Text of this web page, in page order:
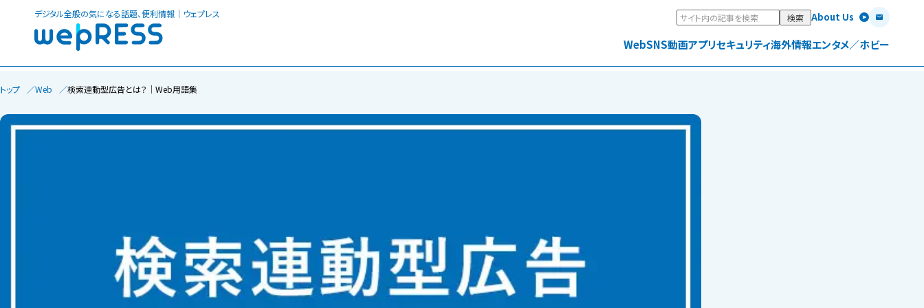
デジタル全般の気になる話題、便利情報｜ウェプレス About Us
WebSNS動画アプリセキュリティ海外情報エンタメ／ホビー
トップ Web 検索連動型広告とは？│Web用語集